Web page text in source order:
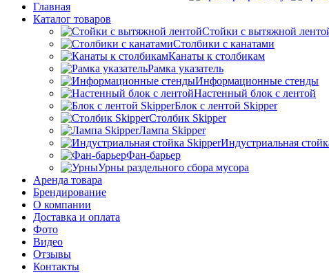
Главная
Каталог товаров
Стойки с вытяжной
Столбики с канатами
Канаты к столбикам
Рамка указатель
Информационные стенды
Настенный блок с лентой
Блок с лентой Skipper
Столбик Skipper
Лампа Skipper
Индустриальная
Фан-барьер
Урны раздельного сбора мусора
Аренда товара
Брендирование
О компании
Доставка и оплата
Фото
Видео
Отзывы
Контакты